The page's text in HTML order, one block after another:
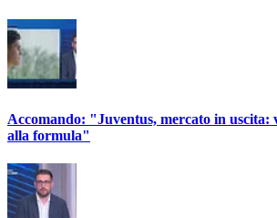
Accomando: "Juventus, mercato in uscita:
alla formula"